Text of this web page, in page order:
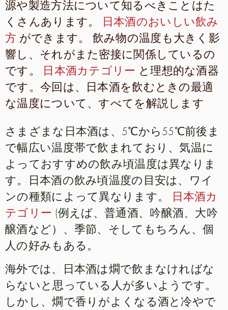
源や製造方法について知るべきことはた
くさんあります。
日本酒のおいしい飲み
方 ができます。 飲み物の温度も大きく影
響し、それがまた密接に関係しているの
です。
日本酒カテゴリー と理想的な酒器
です。今回は、日本酒を飲むときの最適
な温度について、すべてを解説します
さまざまな日本酒は、5℃から55℃前後ま
で幅広い温度帯で飲まれており、気温に
よっておすすめの飲み頃温度は異なりま
す。日本酒の飲み頃温度の目安は、ワイ
ンの種類によって異なります。
日本酒カ
テゴリー (例えば、普通酒、吟醸酒、大吟
醸酒など）、季節、そしてもちろん、個
人の好みもある。
海外では、日本酒は燗で飲まなければな
らないと思っている人が多いようです。
しかし、燗で香りがよくなる酒と冷やで